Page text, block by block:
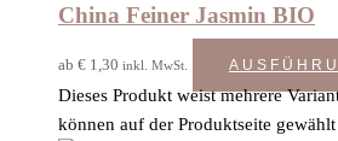
China Feiner Jasmin BIO
ab € 1,30 inkl. MwSt.
Dieses Produkt weist mehrere
können auf der Produktseite